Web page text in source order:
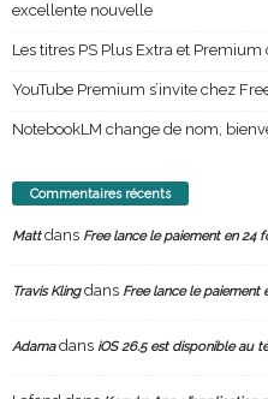
excellente nouvelle
Les titres PS Plus Extra et
YouTube Premium s’invite chez
NotebookLM change de nom,
Commentaires récents
Mattdans Free lance le paiement en 24
Travis Klingdans Free lance le paiement
Adamadans iOS 26.5 est disponible au